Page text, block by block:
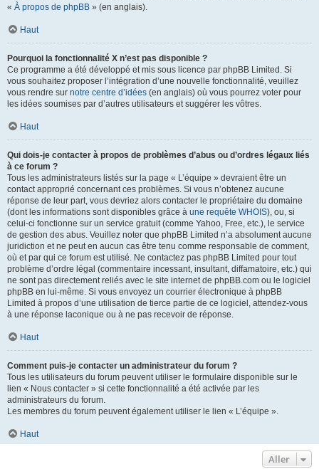
« À propos de phpBB » (en anglais).
Haut
Pourquoi la fonctionnalité X n’est pas disponible ?
Ce programme a été développé et mis sous licence par phpBB Limited. Si
vous souhaitez proposer l’intégration d’une nouvelle fonctionnalité, veuillez
vous rendre sur notre centre d’idées (en anglais) où vous pourrez voter pour
les idées soumises par d’autres utilisateurs et suggérer les vôtres.
Haut
Qui dois-je contacter à propos de problèmes d’abus ou d’ordres légaux liés
à ce forum ?
Tous les administrateurs listés sur la page « L’équipe » devraient être un
contact approprié concernant ces problèmes. Si vous n’obtenez aucune
réponse de leur part, vous devriez alors contacter le propriétaire du domaine
(dont les informations sont disponibles grâce à une requête WHOIS), ou, si
celui-ci fonctionne sur un service gratuit (comme Yahoo, Free, etc.), le service
de gestion des abus. Veuillez noter que phpBB Limited n’a absolument aucune
juridiction et ne peut en aucun cas être tenu comme responsable de comment,
où et par qui ce forum est utilisé. Ne contactez pas phpBB Limited pour tout
problème d’ordre légal (commentaire incessant, insultant, diffamatoire, etc.) qui
ne sont pas directement reliés avec le site internet de phpBB.com ou le logiciel
phpBB en lui-même. Si vous envoyez un courrier électronique à phpBB
Limited à propos d’une utilisation de tierce partie de ce logiciel, attendez-vous
à une réponse laconique ou à ne pas recevoir de réponse.
Haut
Comment puis-je contacter un administrateur du forum ?
Tous les utilisateurs du forum peuvent utiliser le formulaire disponible sur le
lien « Nous contacter » si cette fonctionnalité a été activée par les
administrateurs du forum.
Les membres du forum peuvent également utiliser le lien « L’équipe ».
Haut
Aller